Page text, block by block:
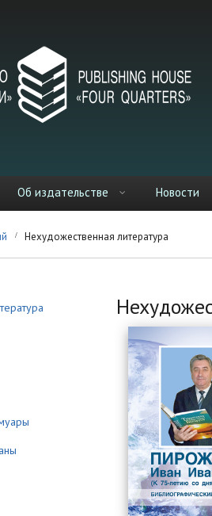
Об издательстве Новости
Нехудожественная литература
Страницы